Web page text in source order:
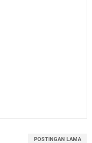
POSTINGAN LAMA